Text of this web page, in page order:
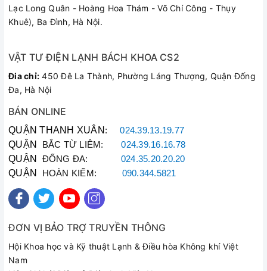
Lạc Long Quân - Hoàng Hoa Thám - Võ Chí Công - Thụy
Khuê), Ba Đình, Hà Nội.
VẬT TƯ ĐIỆN LẠNH BÁCH KHOA CS2
Đia chỉ: 450 Đê La Thành, Phường Láng Thượng, Quận Đống
Đa, Hà Nội
BÁN ONLINE
QUẬN THANH XUÂN :024.39.13.19.77
QUẬN BẮC TỪ LIÊM:024.39.16.16.78
QUẬN ĐỐNG ĐA: 024.35.20.20.20
QUẬN HOÀN KIẾM: 090.344.5821
ĐƠN VỊ BẢO TRỢ TRUYỀN THÔNG
Hội Khoa học và Kỹ thuật Lạnh & Điều hòa Không khí Việt
Nam